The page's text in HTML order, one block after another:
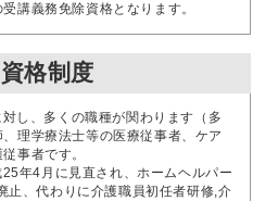
講義務免除資格となります。
格制度
し、多くの職種が関わります（多
理学療法士等の医療従事者、ケア
事者です。
年4月に見直され、ホームヘルパー
止、代わりに介護職員初任者研修,介